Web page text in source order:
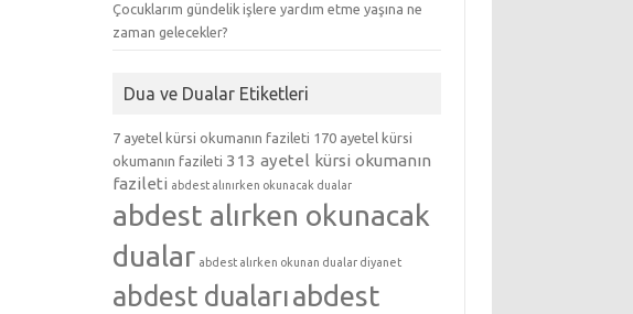
Çocuklarım gündelik işlere yardım etme yaşına ne
zaman gelecekler?
Dua ve Dualar Etiketleri
7 ayetel kürsi okumanın fazileti 170 ayetel kürsi
okumanın fazileti 313 ayetel kürsi okumanın
fazileti abdest alınırken okunacak dualar
abdest alırken okunacak
dualar abdest alırken okunan dualar diyanet
abdest dualarıabdest